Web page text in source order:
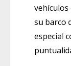
su barco
especial